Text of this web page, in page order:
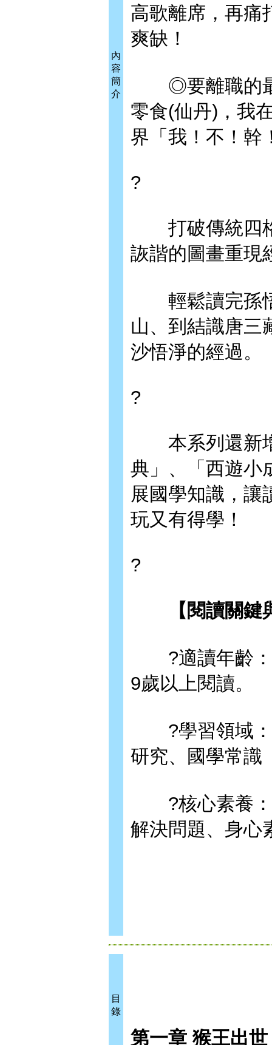
內
容
簡
介
高歌離席，再痛
爽缺！
◎要離職的最
零食(仙丹)，我
界「我！不！幹
?
打破傳統四格
詼諧的圖畫重現
輕鬆讀完孫悟
山、到結識唐三
沙悟淨的經過。
?
本系列還新增
典」、「西遊小
展國學知識，讓
玩又有得學！
?
【閱讀關鍵
?適讀年齡：
9歲以上閱讀。
?學習領域：
研究、國學常識
?核心素養：
解決問題、身心
目
錄
第一章 猴王出世